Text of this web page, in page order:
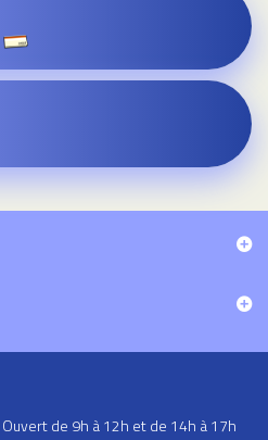
Ouvert de 9h à 12h et de 14h à 17h